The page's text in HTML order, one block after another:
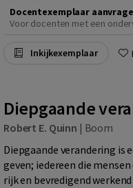
Docentexemplaar
Voor docenten met een
Inkijkexemplaar
Diepgaande
Robert E. Quinn | Boom
Diepgaande verandering is
geven; iedereen die
rijk en bevredigend